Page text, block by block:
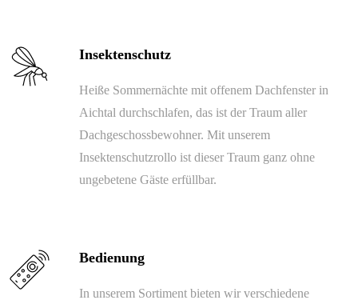
Insektenschutz
Heiße Sommernächte mit offenem Dachfenster in
Aichtal durchschlafen, das ist der Traum aller
Dachgeschossbewohner. Mit unserem
Insektenschutzrollo ist dieser Traum ganz ohne
ungebetene Gäste erfüllbar.
Bedienung
In unserem Sortiment bieten wir verschiedene